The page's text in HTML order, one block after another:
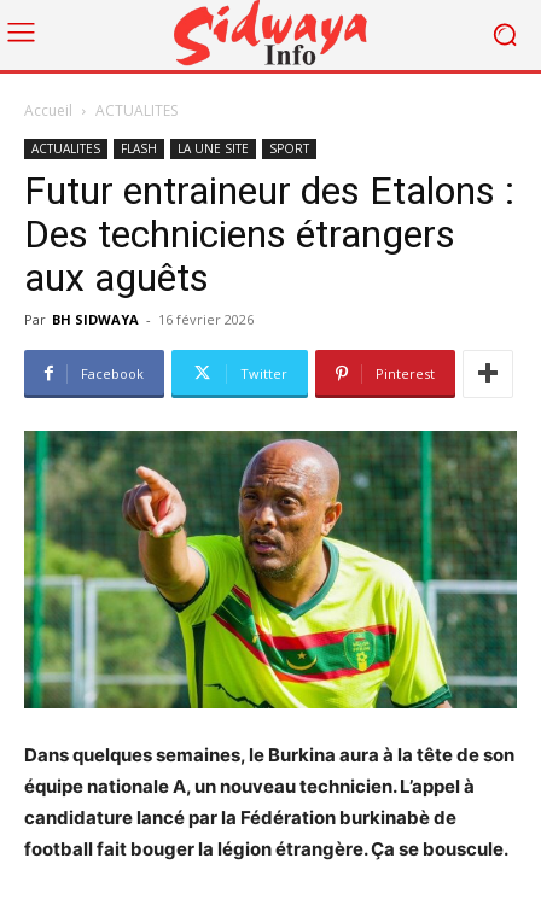
Accueil ACTUALITES
ACTUALITES FLASH LA UNE SITE SPORT
Futur entraineur des Etalons :
Des techniciens étrangers
aux aguêts
Par BH SIDWAYA - 16 février 2026
Facebook Twitter Pinterest
Dans quelques semaines, le Burkina aura à la tête de son
équipe nationale A, un nouveau technicien. L’appel à
candidature lancé par la Fédération burkinabè de
football fait bouger la légion étrangère. Ça se bouscule.